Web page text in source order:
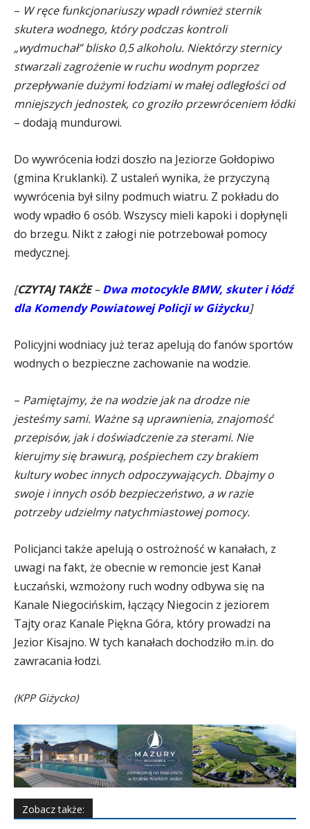
– W ręce funkcjonariuszy wpadł również sternik
skutera wodnego, który podczas kontroli
„wydmuchał” blisko 0,5 alkoholu. Niektórzy sternicy
stwarzali zagrożenie w ruchu wodnym poprzez
przepływanie dużymi łodziami w małej odległości od
mniejszych jednostek, co groziło przewróceniem łódki
– dodają mundurowi.
Do wywrócenia łodzi doszło na Jeziorze Gołdopiwo
(gmina Kruklanki). Z ustaleń wynika, że przyczyną
wywrócenia był silny podmuch wiatru. Z pokładu do
wody wpadło 6 osób. Wszyscy mieli kapoki i dopłynęli
do brzegu. Nikt z załogi nie potrzebował pomocy
medycznej.
[CZYTAJ TAKŻE–Dwa motocykle BMW, skuter i łódź
dla Komendy Powiatowej Policji w Giżycku]
Policyjni wodniacy już teraz apelują do fanów sportów
wodnych o bezpieczne zachowanie na wodzie.
– Pamiętajmy, że na wodzie jak na drodze nie
jesteśmy sami. Ważne są uprawnienia, znajomość
przepisów, jak i doświadczenie za sterami. Nie
kierujmy się brawurą, pośpiechem czy brakiem
kultury wobec innych odpoczywających. Dbajmy o
swoje i innych osób bezpieczeństwo, a w razie
potrzeby udzielmy natychmiastowej pomocy.
Policjanci także apelują o ostrożność w kanałach, z
uwagi na fakt, że obecnie w remoncie jest Kanał
Łuczański, wzmożony ruch wodny odbywa się na
Kanale Niegocińskim, łączący Niegocin z jeziorem
Tajty oraz Kanale Piękna Góra, który prowadzi na
Jezior Kisajno. W tych kanałach dochodziło m.in. do
zawracania łodzi.
(KPP Giżycko)
Zobacz także: